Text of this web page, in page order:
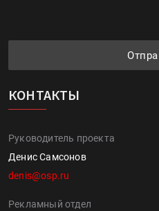
КОНТАКТЫ
Руководитель проекта
Денис Самсонов
denis@osp.ru
Рекламный отдел